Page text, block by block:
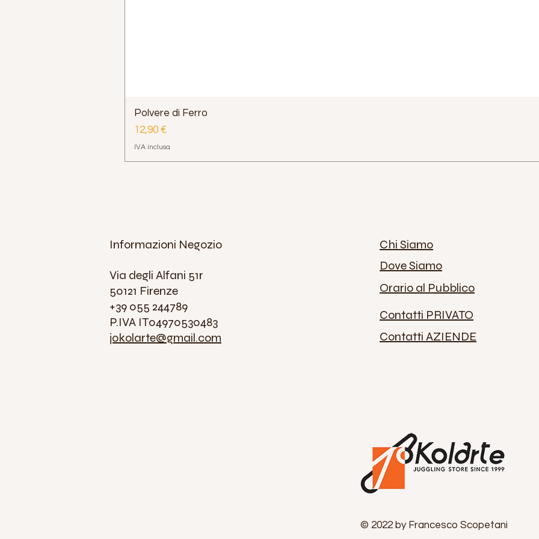
Polvere di Ferro
Prezzo
12,90 €
IVA inclusa
Informazioni Negozio
Via degli Alfani 51r
50121 Firenze
+39 055 244789
P.IVA IT04970530483
jokolarte@gmail.com
Chi Siamo
Dove Siamo
Orario al Pubblico
Contatti PRIVATO
Contatti AZIENDE
© 2022 by Francesco Scopetani